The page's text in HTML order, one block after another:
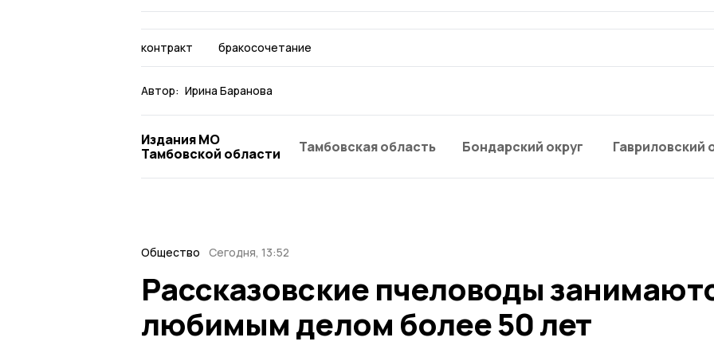
контракт бракосочетание
Автор: Ирина Баранова
Издания МО
Тамбовской области
Тамбовская область Бондарский округ Гавриловский
Общество Сегодня, 13:52
Рассказовские пчеловоды
любимым делом более 50 лет